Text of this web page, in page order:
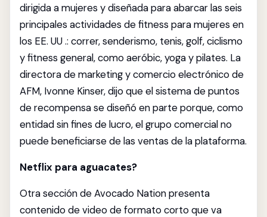
dirigida a mujeres y diseñada para abarcar las seis
principales actividades de fitness para mujeres en
los EE. UU .: correr, senderismo, tenis, golf, ciclismo
y fitness general, como aeróbic, yoga y pilates. La
directora de marketing y comercio electrónico de
AFM, Ivonne Kinser, dijo que el sistema de puntos
de recompensa se diseñó en parte porque, como
entidad sin fines de lucro, el grupo comercial no
puede beneficiarse de las ventas de la plataforma.
Netflix para aguacates?
Otra sección de Avocado Nation presenta
contenido de video de formato corto que va